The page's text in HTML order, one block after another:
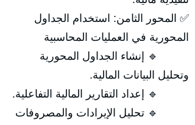
✅ المحور الثامن: استخدام الجداول
المحورية في العمليات المحاسبية
🔹 إنشاء الجداول المحورية
وتحليل البيانات المالية.
🔹 إعداد التقارير المالية التفاعلية.
🔹 تحليل الإيرادات والمصروفات